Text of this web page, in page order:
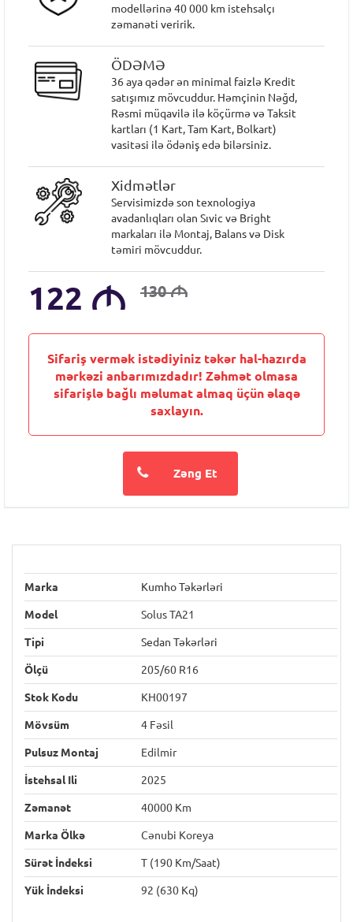
modellərinə 40 000 km istehsalçı
zəmanəti veririk.
ÖDƏMƏ
36 aya qədər ən minimal faizlə Kredit
satışımız mövcuddur. Həmçinin Nəğd,
Rəsmi müqavilə ilə köçürmə və Taksit
kartları (1 Kart, Tam Kart, Bolkart)
vasitəsi ilə ödəniş edə bilərsiniz.
Xidmətlər
Servisimizdə son texnologiya
avadanlıqları olan Sıvic və Bright
markaları ilə Montaj, Balans və Disk
təmiri mövcuddur.
122 M 130M
Sifariş vermək istədiyiniz təkər hal-hazırda
mərkəzi anbarımızdadır! Zəhmət olmasa
sifarişlə bağlı məlumat almaq üçün əlaqə
saxlayın.
Zəng Et
Marka Kumho Təkərləri
Model Solus TA21
Tipi Sedan Təkərləri
Ölçü 205/60 R16
Stok Kodu KH00197
Mövsüm 4 Fəsil
Pulsuz Montaj Edilmir
İstehsal Ili 2025
Zəmanət 40000 Km
Marka Ölkə Cənubi Koreya
Sürət İndeksi T (190 Km/saat)
Yük İndeksi 92 (630 Kq)